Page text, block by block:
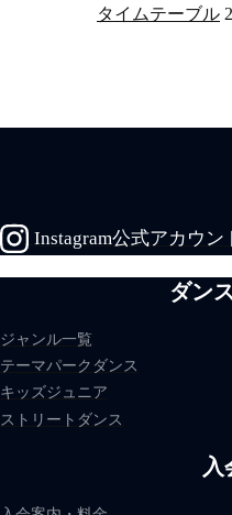
タイムテーブル
Instagram公式アカウン
ダン
ジャンル一覧
テーマパークダンス
キッズジュニア
ストリートダンス
入